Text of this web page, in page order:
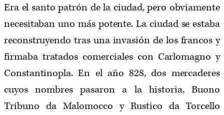
Era el santo patrón de la ciudad, pero obviamente
necesitaban uno más potente. La ciudad se estaba
reconstruyendo tras una invasión de los francos y
firmaba tratados comerciales con Carlomagno y
Constantinopla. En el año 828, dos mercaderes
cuyos nombres pasaron a la historia, Buono
Tribuno da Malomocco y Rustico da Torcello